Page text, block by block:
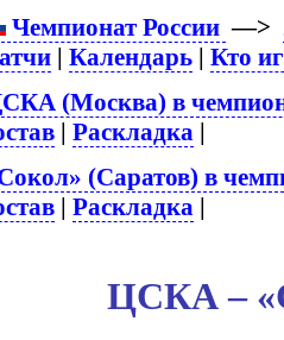
Чемпионат России —>
|Календарь |Кто
(Москва) в
|Раскладка |
(Саратов) в
|Раскладка |
ЦСКА –